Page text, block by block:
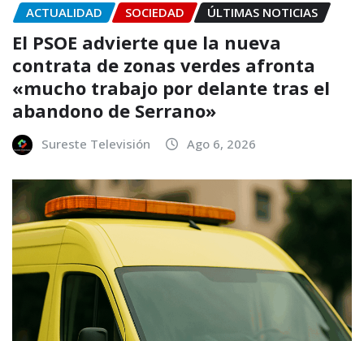
ACTUALIDAD SOCIEDAD ÚLTIMAS NOTICIAS
El PSOE advierte que la nueva
contrata de zonas verdes afronta
«mucho trabajo por delante tras el
abandono de Serrano»
Sureste Televisión Ago 6, 2026